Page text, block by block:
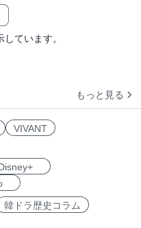
しています。
もっと見る
VIVANT
韓ドラ歴史コラム